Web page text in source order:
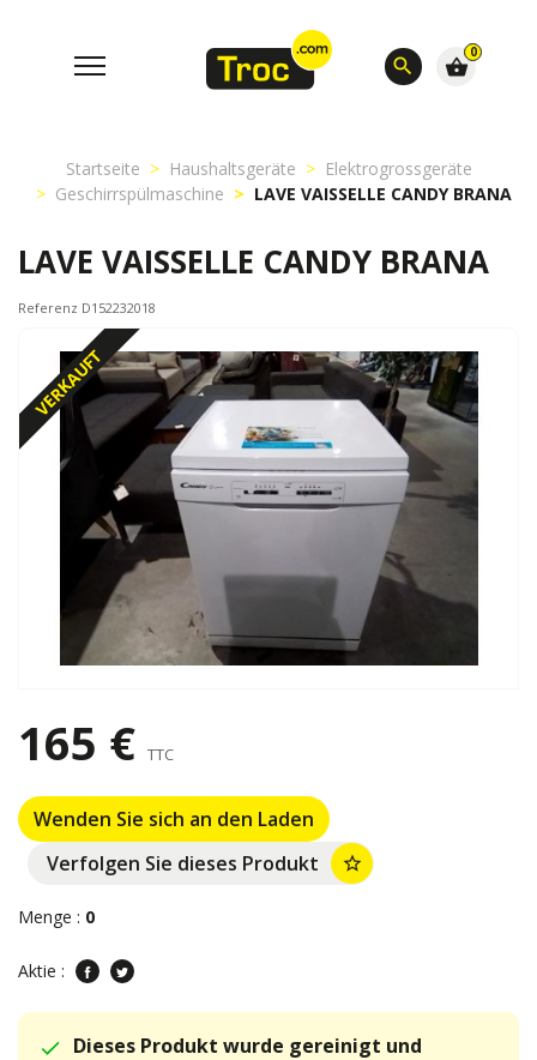
search
0
shopping_basket
Startseite Haushaltsgeräte
Elektrogrossgeräte
Geschirrspülmaschine
LAVE VAISSELLE CANDY BRANA
LAVE VAISSELLE CANDY BRANA
Referenz D152232018
VERKAUFT
165 € TTC
Wenden Sie sich an den Laden
Verfolgen Sie dieses Produkt
star_border
Menge : 0
Aktie :
Dieses Produkt wurde gereinigt und